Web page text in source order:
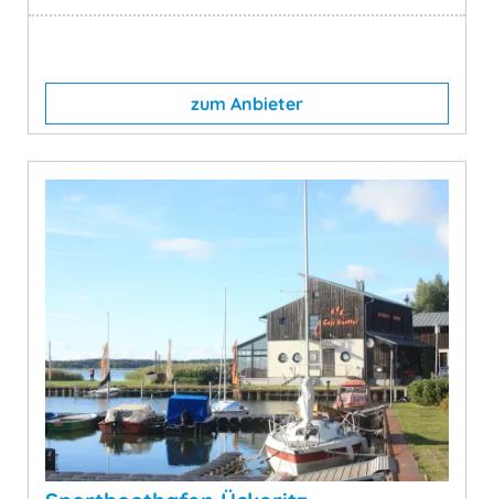
zum Anbieter